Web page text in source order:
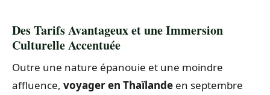
Des Tarifs Avantageux et une Immersion
Culturelle Accentuée
Outre une nature épanouie et une moindre
affluence, voyager en Thaïlande en septembre